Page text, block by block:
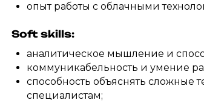
опыт работы с облачными
Soft skills:
аналитическое мышление и
коммуникабельность и умение
способность объяснять сложные
специалистам;